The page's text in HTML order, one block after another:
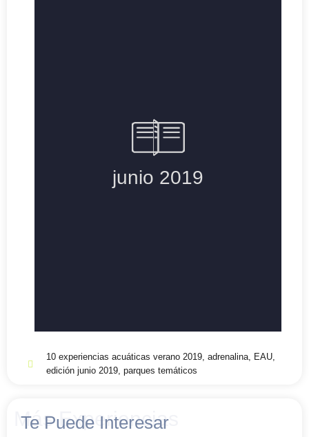
10 experiencias acuáticas verano 2019 adrenalina EAU
edición junio 2019 parques temáticos
Más Experiencias
Te Puede Interesar